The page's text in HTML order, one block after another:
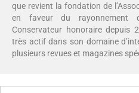
que revient la fondation de
en faveur du rayonnement
Conservateur honoraire depuis
très actif dans son domaine
plusieurs revues et magazines